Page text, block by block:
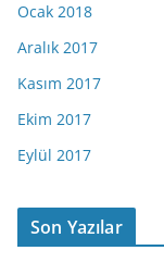
Ocak 2018
Aralık 2017
Kasım 2017
Ekim 2017
Eylül 2017
Son Yazılar